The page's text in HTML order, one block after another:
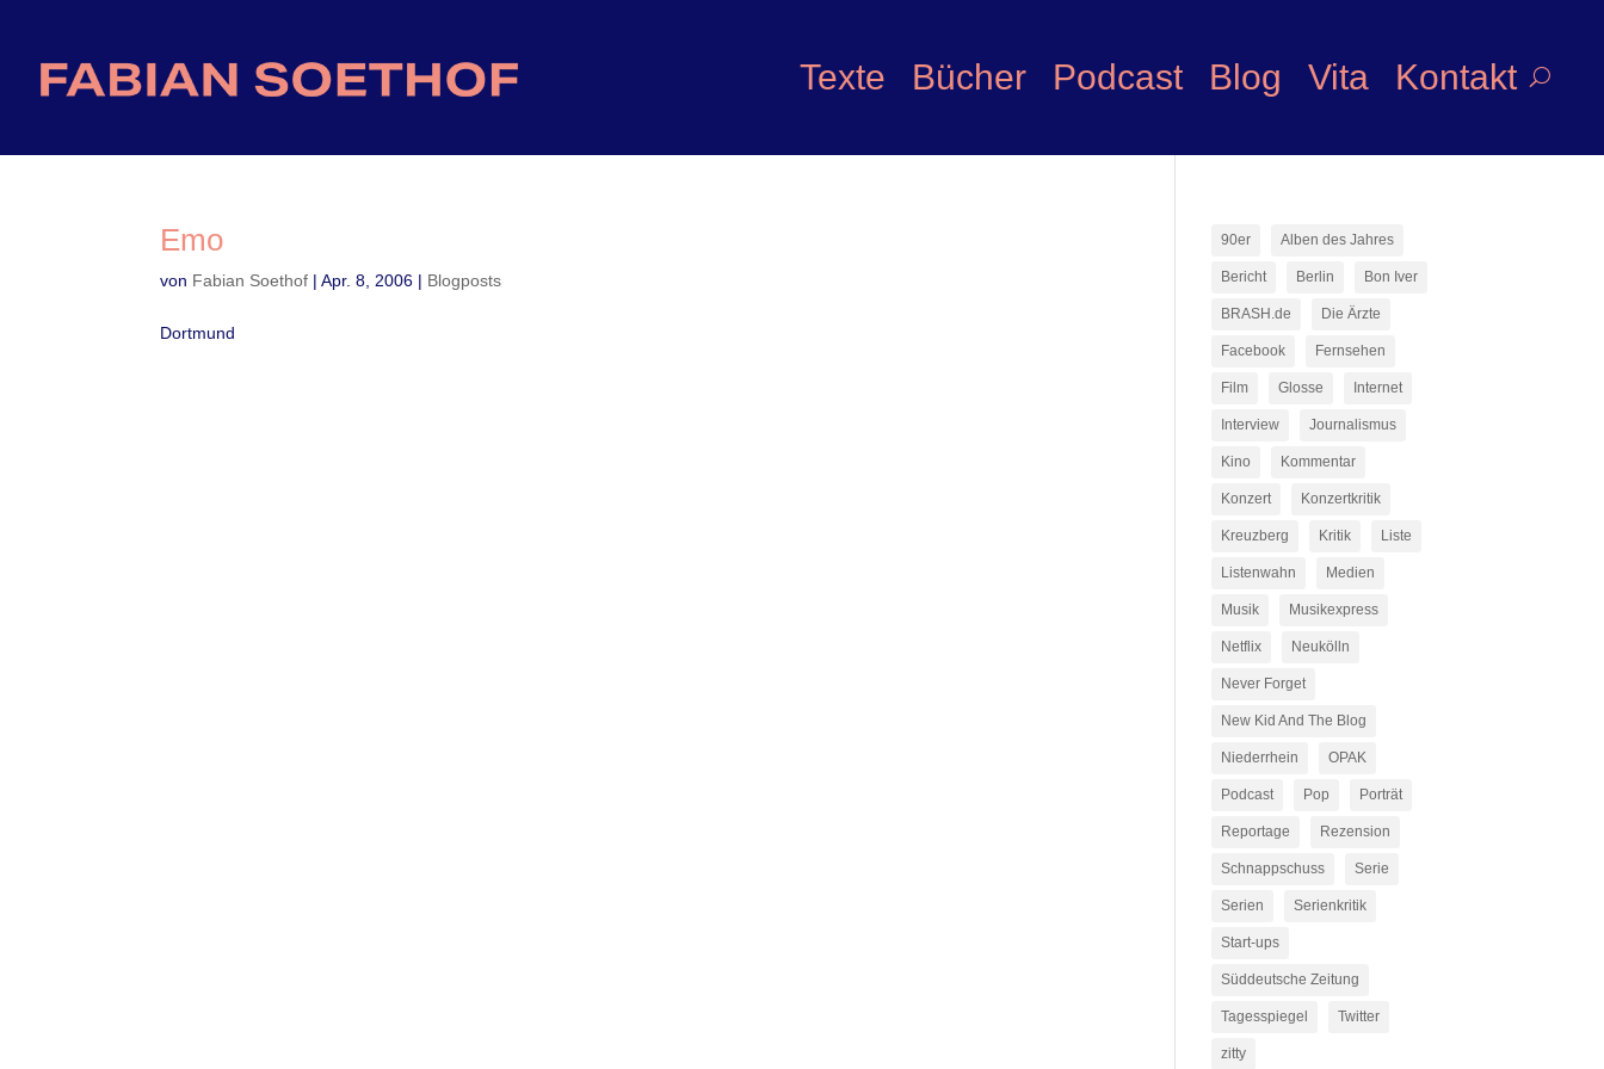
Texte Bücher Podcast Blog Vita Kontakt
Emo
von Fabian Soethof |Apr. 8, 2006 | Blogposts
Dortmund
90er Alben des Jahres
Bericht Berlin Bon Iver
BRASH.de Die Ärzte
Facebook Fernsehen
Film Glosse Internet
Interview Journalismus
Kino Kommentar
Konzert Konzertkritik
Kreuzberg Kritik Liste
Listenwahn Medien
Musik Musikexpress
Netflix Neukölln
Never Forget
New Kid And The Blog
Niederrhein OPAK
Podcast Pop Porträt
Reportage Rezension
Schnappschuss Serie
Serien Serienkritik
Start-ups
Süddeutsche Zeitung
Tagesspiegel Twitter
zitty